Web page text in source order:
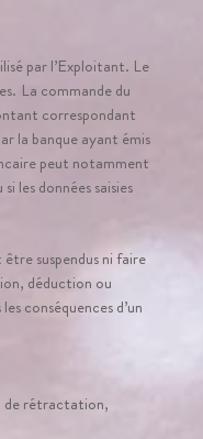
par l’Exploitant. Le
La commande du
correspondant
la banque ayant émis
peut notamment
les données saisies
suspendus ni faire
déduction ou
conséquences d’un
de rétractation,